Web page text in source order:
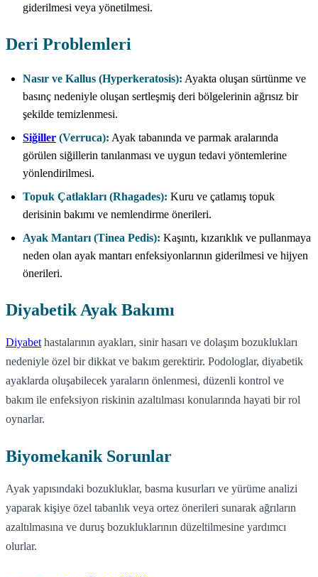
giderilmesi veya yönetilmesi.
Deri Problemleri
Nasır ve Kallus (Hyperkeratosis): Ayakta oluşan sürtünme ve
basınç nedeniyle oluşan sertleşmiş deri bölgelerinin ağrısız bir
şekilde temizlenmesi.
Siğiller (Verruca): Ayak tabanında ve parmak aralarında
görülen siğillerin tanılanması ve uygun tedavi yöntemlerine
yönlendirilmesi.
Topuk Çatlakları (Rhagades): Kuru ve çatlamış topuk
derisinin bakımı ve nemlendirme önerileri.
Ayak Mantarı (Tinea Pedis): Kaşıntı, kızarıklık ve pullanmaya
neden olan ayak mantarı enfeksiyonlarının giderilmesi ve hijyen
önerileri.
Diyabetik Ayak Bakımı
Diyabet hastalarının ayakları, sinir hasarı ve dolaşım bozuklukları
nedeniyle özel bir dikkat ve bakım gerektirir. Podologlar, diyabetik
ayaklarda oluşabilecek yaraların önlenmesi, düzenli kontrol ve
bakım ile enfeksiyon riskinin azaltılması konularında hayati bir rol
oynarlar.
Biyomekanik Sorunlar
Ayak yapısındaki bozukluklar, basma kusurları ve yürüme analizi
yaparak kişiye özel tabanlık veya ortez önerileri sunarak ağrıların
azaltılmasına ve duruş bozukluklarının düzeltilmesine yardımcı
olurlar.